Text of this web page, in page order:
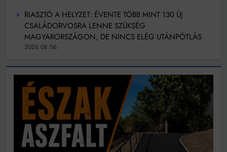
RIASZTÓ A HELYZET: ÉVENTE TÖBB MINT 130 ÚJ
CSALÁDORVOSRA LENNE SZÜKSÉG
MAGYARORSZÁGON, DE NINCS ELÉG UTÁNPÓTLÁS
2026.08.06.